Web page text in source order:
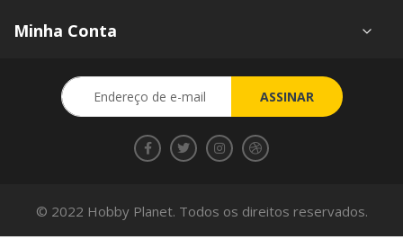
Minha Conta
Inscreva-
se
ASSINAR
© 2022 Hobby Planet. Todos os direitos reservados.